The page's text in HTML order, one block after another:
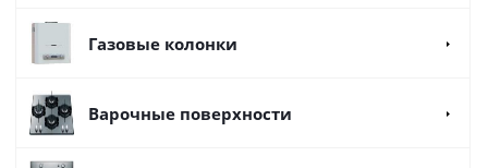
Газовые колонки
Варочные поверхности